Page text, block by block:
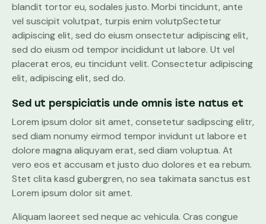
blandit tortor eu, sodales justo. Morbi tincidunt, ante
vel suscipit volutpat, turpis enim volutpSectetur
adipiscing elit, sed do eiusm onsectetur adipiscing elit,
sed do eiusm od tempor incididunt ut labore. Ut vel
placerat eros, eu tincidunt velit. Consectetur adipiscing
elit, adipiscing elit, sed do.
Sed ut perspiciatis unde omnis iste natus et
Lorem ipsum dolor sit amet, consetetur sadipscing elitr,
sed diam nonumy eirmod tempor invidunt ut labore et
dolore magna aliquyam erat, sed diam voluptua. At
vero eos et accusam et justo duo dolores et ea rebum.
Stet clita kasd gubergren, no sea takimata sanctus est
Lorem ipsum dolor sit amet.
Aliquam laoreet sed neque ac vehicula. Cras congue